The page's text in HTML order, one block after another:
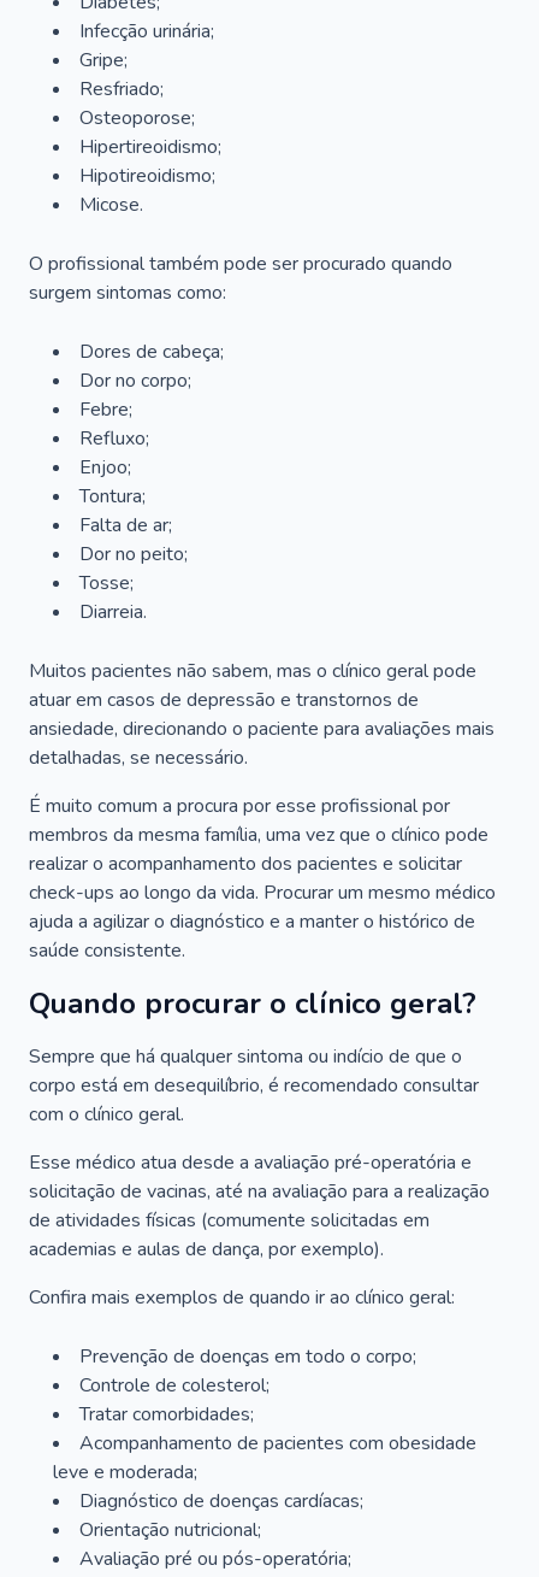
Infecção urinária;
Gripe;
Resfriado;
Osteoporose;
Hipertireoidismo;
Hipotireoidismo;
Micose.
O profissional também pode ser procurado quando
surgem sintomas como:
Dores de cabeça;
Dor no corpo;
Febre;
Refluxo;
Enjoo;
Tontura;
Falta de ar;
Dor no peito;
Tosse;
Diarreia.
Muitos pacientes não sabem, mas o clínico geral pode
atuar em casos de depressão e transtornos de
ansiedade, direcionando o paciente para avaliações mais
detalhadas, se necessário.
É muito comum a procura por esse profissional por
membros da mesma família, uma vez que o clínico pode
realizar o acompanhamento dos pacientes e solicitar
check-ups ao longo da vida. Procurar um mesmo médico
ajuda a agilizar o diagnóstico e a manter o histórico de
saúde consistente.
Quando procurar o clínico geral?
Sempre que há qualquer sintoma ou indício de que o
corpo está em desequilíbrio, é recomendado consultar
com o clínico geral.
Esse médico atua desde a avaliação pré-operatória e
solicitação de vacinas, até na avaliação para a realização
de atividades físicas (comumente solicitadas em
academias e aulas de dança, por exemplo).
Confira mais exemplos de quando ir ao clínico geral:
Prevenção de doenças em todo o corpo;
Controle de colesterol;
Tratar comorbidades;
Acompanhamento de pacientes com obesidade
leve e moderada;
Diagnóstico de doenças cardíacas;
Orientação nutricional;
Avaliação pré ou pós-operatória;